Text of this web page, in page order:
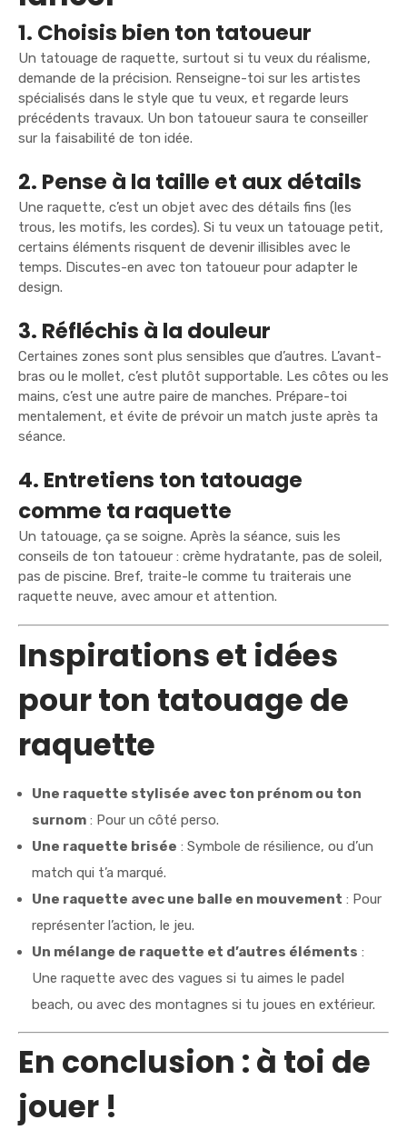
1. Choisis bien ton tatoueur
Un tatouage de raquette, surtout si tu veux du réalisme,
demande de la précision. Renseigne-toi sur les artistes
spécialisés dans le style que tu veux, et regarde leurs
précédents travaux. Un bon tatoueur saura te conseiller
sur la faisabilité de ton idée.
2. Pense à la taille et aux détails
Une raquette, c’est un objet avec des détails fins (les
trous, les motifs, les cordes). Si tu veux un tatouage petit,
certains éléments risquent de devenir illisibles avec le
temps. Discutes-en avec ton tatoueur pour adapter le
design.
3. Réfléchis à la douleur
Certaines zones sont plus sensibles que d’autres. L’avant-
bras ou le mollet, c’est plutôt supportable. Les côtes ou les
mains, c’est une autre paire de manches. Prépare-toi
mentalement, et évite de prévoir un match juste après ta
séance.
4. Entretiens ton tatouage
comme ta raquette
Un tatouage, ça se soigne. Après la séance, suis les
conseils de ton tatoueur : crème hydratante, pas de soleil,
pas de piscine. Bref, traite-le comme tu traiterais une
raquette neuve, avec amour et attention.
Inspirations et idées
pour ton tatouage de
raquette
Une raquette stylisée avec ton prénom ou ton
surnom : Pour un côté perso.
Une raquette brisée : Symbole de résilience, ou d’un
match qui t’a marqué.
Une raquette avec une balle en mouvement : Pour
représenter l’action, le jeu.
Un mélange de raquette et d’autres éléments :
Une raquette avec des vagues si tu aimes le padel
beach, ou avec des montagnes si tu joues en extérieur.
En conclusion : à toi de
jouer !